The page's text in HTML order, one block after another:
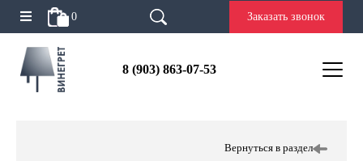
0 Заказать звонок
8 (903) 863-07-53
Вернуться в раздел